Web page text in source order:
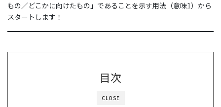
もの／どこかに向けたもの」であることを示す用法（意味1）から
スタートします！
CLOSE
目次